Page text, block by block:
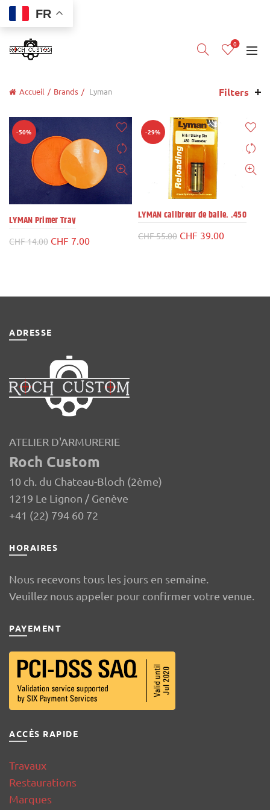
FR
0
Accueil Brands Lyman Filters
-50%
LYMAN Primer Tray
CHF14.00 Le
CHF 14.00.
CHF 7.00Le
CHF 7.00.
-29%
LYMAN calibreur de balle. .450
CHF55.00 Le
CHF 55.00.
CHF 39.00Le
CHF 39.00.
ADRESSE
ATELIER D'ARMURERIE
Roch Custom
10 ch. du Chateau-Bloch (2ème)
1219 Le Lignon / Genève
+41 (22) 794 60 72
HORAIRES
Nous recevons tous les jours en semaine.
Veuillez nous appeler pour confirmer votre venue.
PAYEMENT
ACCÈS RAPIDE
Travaux
Restaurations
Marques